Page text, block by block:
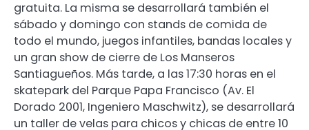
gratuita. La misma se desarrollará también el
sábado y domingo con stands de comida de
todo el mundo, juegos infantiles, bandas locales y
un gran show de cierre de Los Manseros
Santiagueños. Más tarde, a las 17:30 horas en el
skatepark del Parque Papa Francisco (Av. El
Dorado 2001, Ingeniero Maschwitz), se desarrollará
un taller de velas para chicos y chicas de entre 10